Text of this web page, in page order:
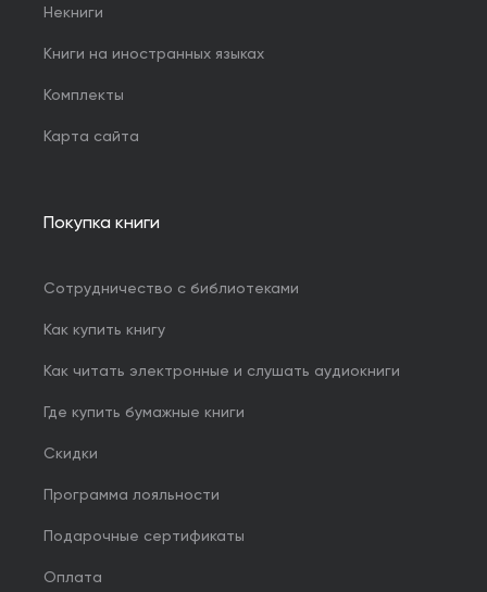
Некниги
Книги на иностранных языках
Комплекты
Карта сайта
Покупка книги
Сотрудничество с библиотеками
Как купить книгу
Как читать электронные и слушать аудиокниги
Где купить бумажные книги
Скидки
Программа лояльности
Подарочные сертификаты
Оплата